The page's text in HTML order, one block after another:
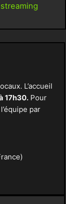
streaming
L’accueil
17h30.Pour
par